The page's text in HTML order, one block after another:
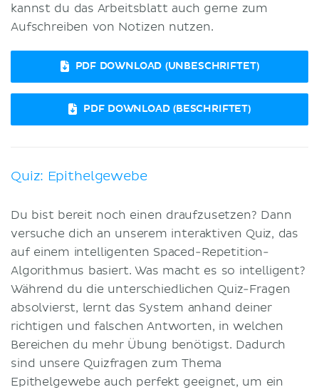
kannst du das Arbeitsblatt auch gerne zum
Aufschreiben von Notizen nutzen.
PDF DOWNLOAD (UNBESCHRIFTET)
PDF DOWNLOAD (BESCHRIFTET)
Quiz: Epithelgewebe
Du bist bereit noch einen draufzusetzen? Dann
versuche dich an unserem interaktiven Quiz, das
auf einem intelligenten Spaced-Repetition-
Algorithmus basiert. Was macht es so intelligent?
Während du die unterschiedlichen Quiz-Fragen
absolvierst, lernt das System anhand deiner
richtigen und falschen Antworten, in welchen
Bereichen du mehr Übung benötigst. Dadurch
sind unsere Quizfragen zum Thema
Epithelgewebe auch perfekt geeignet, um ein